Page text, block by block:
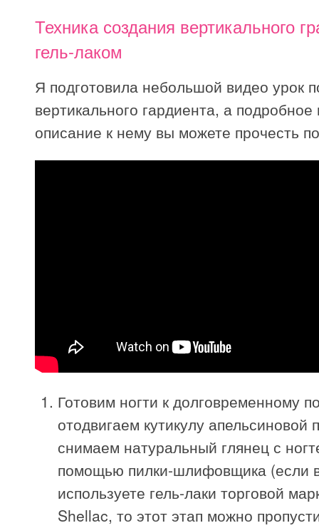
Техника создания вертикального
гель-лаком
Я подготовила небольшой видео урок
вертикального гардиента, а
описание к нему вы можете прочесть
Готовим ногти к долговременному
отодвигаем кутикулу апельсиновой
снимаем натуральный глянец с
помощью пилки-шлифовщика (если
используете гель-лаки торговой
Shellac, то этот этап можно